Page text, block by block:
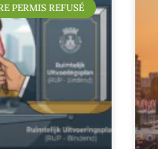
PERMIS REFUSÉ